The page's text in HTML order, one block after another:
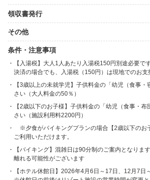
領収書発行
その他
条件・注意事項
【入湯税】大人1人あたり入湯税150円別途必要
決済の場合でも、入湯税（150円）は現地でのお支
【3歳以上の未就学児】子供料金の「幼児（食事
さい（大人料金の50％）
【2歳以下のお子様】子供料金の「幼児（食事・
さい（施設利用料2200円）
※夕食がバイキングプランの場合【2歳以下のお
ご利用いただけます。
【バイキング】混雑日は90分制のご案内となり
離れる可能性がございます
【ホテル休館日】2026年4月6日～17日、12月7